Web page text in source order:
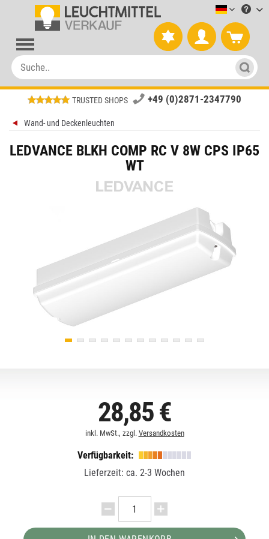
TRUSTED SHOPS +49 (0)2871-2347790
Wand- und Deckenleuchten
LEDVANCE BLKH COMP RC V 8W CPS IP65
WT
28,85 €
inkl. MwSt., zzgl. Versandkosten
Verfügbarkeit:
Lieferzeit: ca. 2-3 Wochen